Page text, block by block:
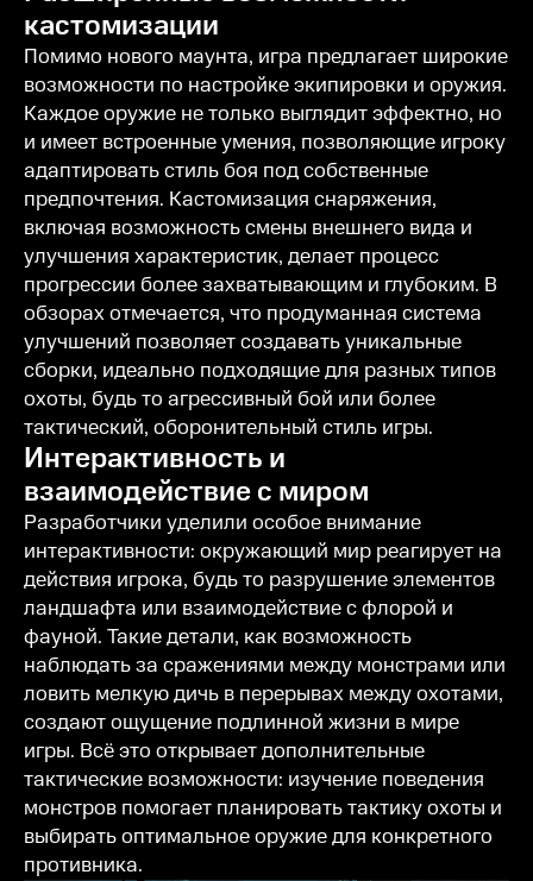
кастомизации
Помимо нового маунта, игра предлагает широкие
возможности по настройке экипировки и оружия.
Каждое оружие не только выглядит эффектно, но
и имеет встроенные умения, позволяющие игроку
адаптировать стиль боя под собственные
предпочтения. Кастомизация снаряжения,
включая возможность смены внешнего вида и
улучшения характеристик, делает процесс
прогрессии более захватывающим и глубоким. В
обзорах отмечается, что продуманная система
улучшений позволяет создавать уникальные
сборки, идеально подходящие для разных типов
охоты, будь то агрессивный бой или более
тактический, оборонительный стиль игры.
Интерактивность и
взаимодействие с миром
Разработчики уделили особое внимание
интерактивности: окружающий мир реагирует на
действия игрока, будь то разрушение элементов
ландшафта или взаимодействие с флорой и
фауной. Такие детали, как возможность
наблюдать за сражениями между монстрами или
ловить мелкую дичь в перерывах между охотами,
создают ощущение подлинной жизни в мире
игры. Всё это открывает дополнительные
тактические возможности: изучение поведения
монстров помогает планировать тактику охоты и
выбирать оптимальное оружие для конкретного
противника.